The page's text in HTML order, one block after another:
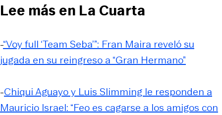
Lee más en La Cuarta
-“Voy full ‘Team Seba’”: Fran Maira reveló su
jugada en su reingreso a “Gran Hermano”
-Chiqui Aguayo y Luis Slimming le responden a
Mauricio Israel: “Feo es cagarse a los amigos con